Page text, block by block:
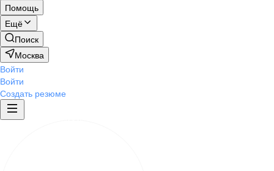
Помощь
Ещё
Поиск
Москва
Войти
Войти
Создать резюме